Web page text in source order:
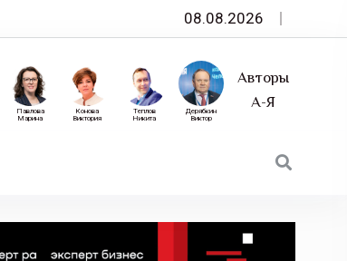
10 сентября — «Эксперт РА» приглашает на
08.08.2026
Авторы
А-Я
Дерябкин
Виктор
Теплов
Никита
Конова
Виктория
Павлова
Марина